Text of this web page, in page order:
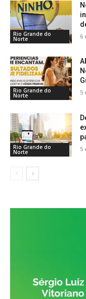
Rio Grande do
Norte 6
Rio Grande do
Norte 5
Rio Grande do
Norte 5